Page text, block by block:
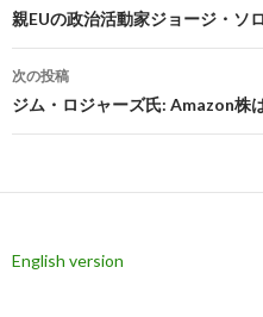
稿
ナ
ビ
ー
ョ
親EUの政治活動家ジョージ・ソ
次の投稿
ジム・ロジャーズ氏: Amazon株
English version